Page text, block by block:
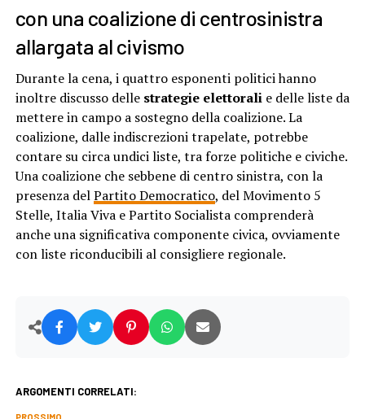
con una coalizione di centrosinistra
allargata al civismo
Durante la cena, i quattro esponenti politici hanno
inoltre discusso delle strategie elettoralie delle liste da
mettere in campo a sostegno della coalizione. La
coalizione, dalle indiscrezioni trapelate, potrebbe
contare su circa undici liste, tra forze politiche e civiche.
Una coalizione che sebbene di centro sinistra, con la
presenza delPartito Democratico, del Movimento 5
Stelle, Italia Viva e Partito Socialista comprenderà
anche una significativa componente civica, ovviamente
con liste riconducibili al consigliere regionale.
ARGOMENTI CORRELATI:
PROSSIMO